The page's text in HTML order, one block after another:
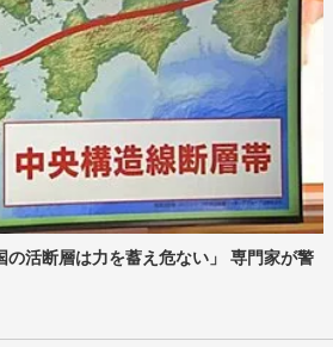
活断層は力を蓄え危ない」 専門家が警